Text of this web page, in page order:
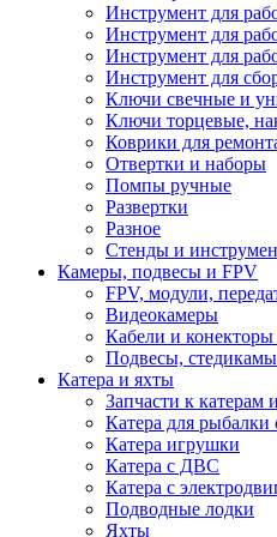
Инструмент для
Инструмент для
Инструмент для
Инструмент для
Ключи свечные и
Ключи торцевые,
Коврики для
Отвертки и наборы
Помпы ручные
Развертки
Разное
Стенды и
Камеры, подвесы и FPV
FPV, модули,
Видеокамеры
Кабели и
Подвесы,
Катера и яхты
Запчасти к катерам
Катера для
Катера игрушки
Катера с ДВС
Катера с
Подводные лодки
Яхты